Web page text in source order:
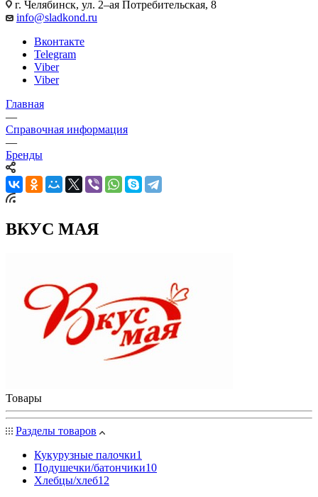
г. Челябинск, ул. 2–ая Потребительская, 8
info@sladkond.ru
Вконтакте
Telegram
Viber
Viber
Главная
—
Справочная информация
—
Бренды
ВКУС МАЯ
Товары
Разделы товаров
Кукурузные палочки1
Подушечки/батончики10
Хлебцы/хлеб12